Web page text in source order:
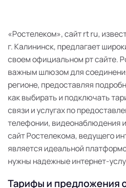
«Ростелеком», сайт rt ru,
г. Калининск, предлагает
своем официальном рт сайте.
важным шлюзом для
регионе, предоставляя
как выбирать и подключать
связи и услугах по
телефонии, видеонаблюдения и
сайт Ростелекома, ведущего
является идеальной
нужны надежные интернет-
Тарифы и предложения